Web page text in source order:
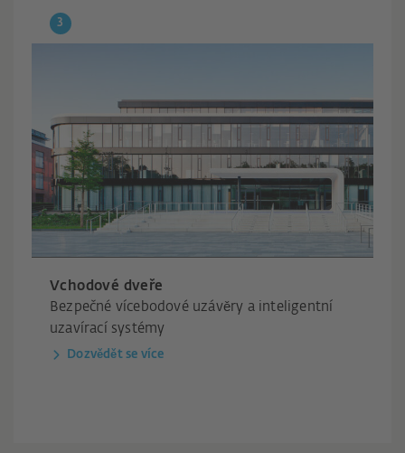
Vchodové dveře
Bezpečné vícebodové uzávěry a inteligentní
uzavírací systémy
Dozvědět se více